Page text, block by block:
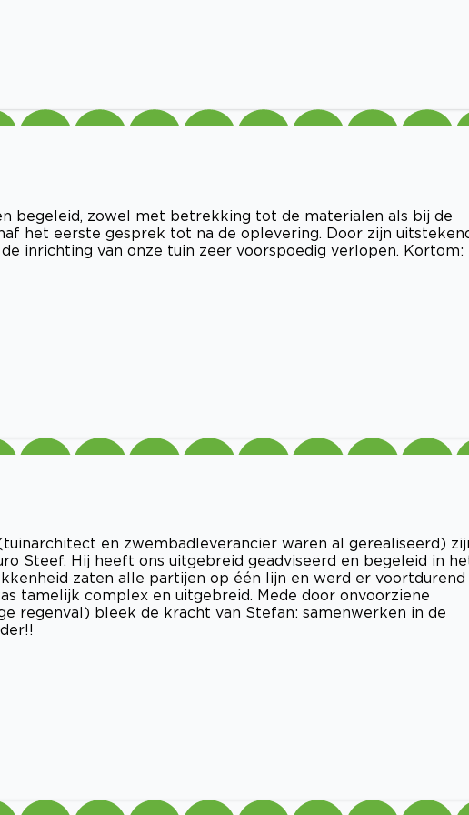
begeleid, zowel met betrekking tot de materialen als bij de
het eerste gesprek tot na de oplevering. Door zijn
inrichting van onze tuin zeer voorspoedig verlopen. Kortom:
en zwembadleverancier waren al gerealiseerd)
Steef. Hij heeft ons uitgebreid geadviseerd en begeleid in
zaten alle partijen op één lijn en werd er voortdurend
tamelijk complex en uitgebreid. Mede door onvoorziene
regenval) bleek de kracht van Stefan: samenwerken in de